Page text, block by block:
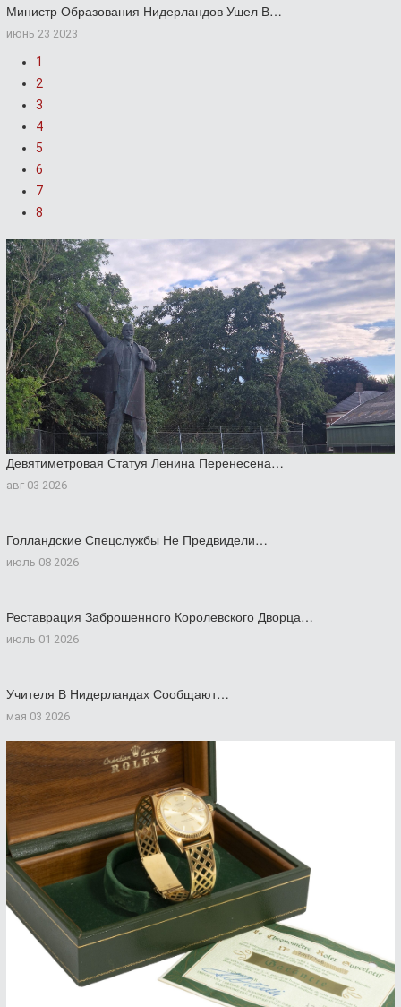
Министр Образования Нидерландов Ушел В…
июнь 23 2023
1
2
3
4
5
6
7
8
Девятиметровая Статуя Ленина Перенесена…
авг 03 2026
Голландские Спецслужбы Не Предвидели…
июль 08 2026
Реставрация Заброшенного Королевского Дворца…
июль 01 2026
Учителя В Нидерландах Сообщают…
мая 03 2026